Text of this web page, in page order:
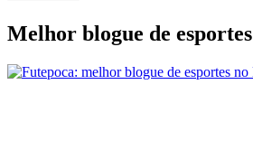
Melhor blogue de esportes